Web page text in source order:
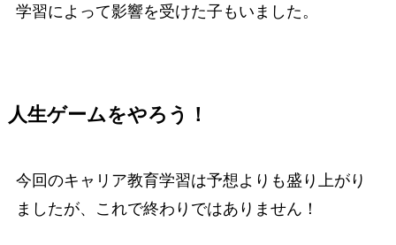
学習によって影響を受けた子もいました。
人生ゲームをやろう！
今回のキャリア教育学習は予想よりも盛り上がり
ましたが、これで終わりではありません！